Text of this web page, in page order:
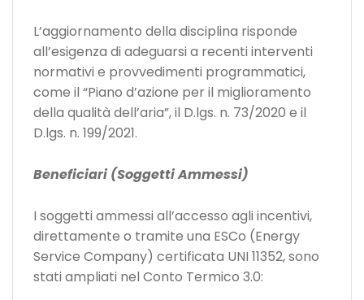
L’aggiornamento della disciplina risponde
all’esigenza di adeguarsi a recenti interventi
normativi e provvedimenti programmatici,
come il “Piano d’azione per il miglioramento
della qualità dell’aria”, il D.lgs. n. 73/2020 e il
D.lgs. n. 199/2021.
Beneficiari (Soggetti Ammessi)
I soggetti ammessi all’accesso agli incentivi,
direttamente o tramite una ESCo (Energy
Service Company) certificata UNI 11352, sono
stati ampliati nel Conto Termico 3.0: